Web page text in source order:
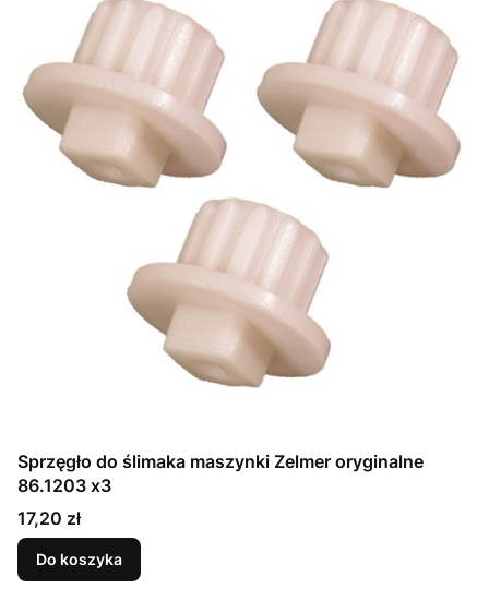
Sprzęgło do ślimaka maszynki Zelmer oryginalne
86.1203 x3
Cena
17,20 zł
Do koszyka